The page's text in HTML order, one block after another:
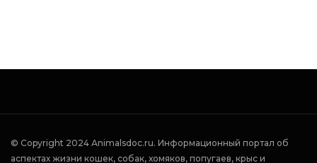
© Copyright 2024 Аnimalsdoc.ru. Информационный портал об
аспектах жизни кошек, собак, хомяков, попугаев, крыс и